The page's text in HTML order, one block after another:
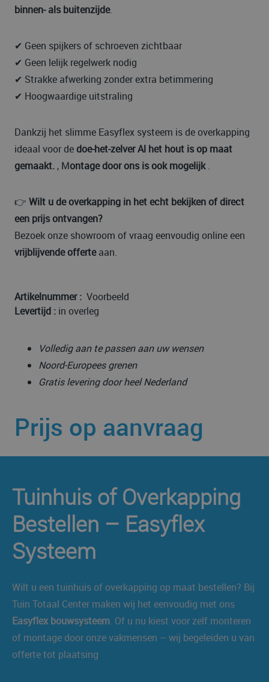
binnen- als buitenzijde.
✔ Geen spijkers of schroeven zichtbaar
✔ Geen lelijk regelwerk nodig
✔ Strakke afwerking zonder extra betimmering
✔ Hoogwaardige uitstraling
Dankzij het slimme Easyflex systeem is de overkapping
ideaal voor dedoe-het-zelver Al het hout is op maat
gemaakt. , Montage door ons is ook mogelijk.
👉 Wilt u de overkapping in het echt bekijken of direct
een prijs ontvangen?
Bezoek onze showroom of vraag eenvoudig online een
vrijblijvende offerteaan.
Artikelnummer : Voorbeeld
Levertijd : in overleg
Volledig aan te passen aan uw wensen
Noord-Europees grenen
Gratis levering door heel Nederland
Prijs op aanvraag
Tuinhuis of Overkapping
Bestellen – Easyflex
Systeem
Wilt u een tuinhuis of overkapping op maat bestellen? Bij
Tuin Totaal Center maken wij het eenvoudig met ons
Easyflex bouwsysteem. Of u nu kiest voor zelf monteren
of montage door onze vakmensen – wij begeleiden u van
offerte tot plaatsing